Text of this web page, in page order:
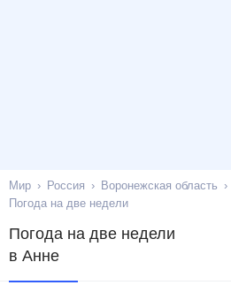
Мир Россия Воронежская область
Погода на две недели
Погода на две недели
в Анне